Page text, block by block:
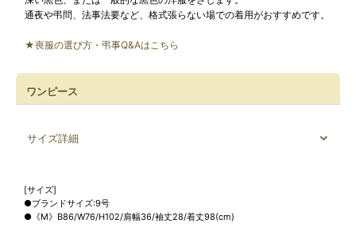
通夜や弔問、法事法要など、格式張らない場での着用がおすすめです。
★喪服の選び方・弔事Q&Aはこちら
ワンピース
サイズ詳細
[サイズ]
●ブランドサイズ:9号
●《M》B86/W76/H102/肩幅36/袖丈28/着丈98(cm)